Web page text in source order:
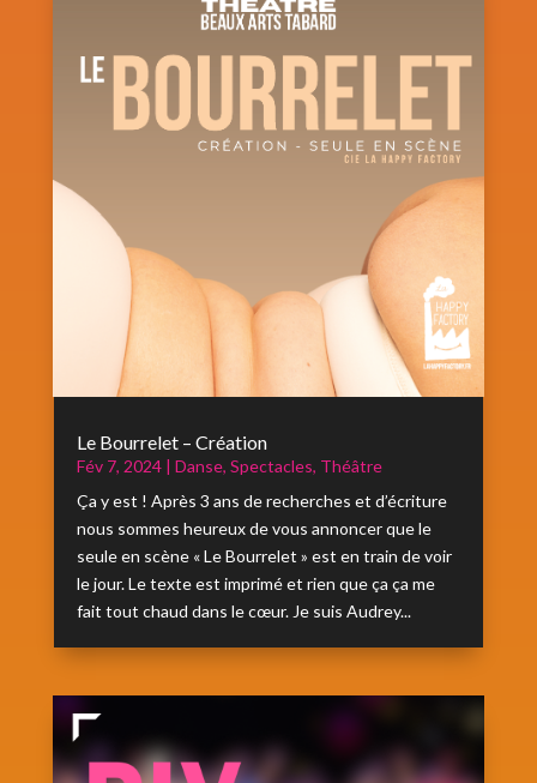
Le Bourrelet – Création
Fév 7, 2024| Danse, Spectacles, Théâtre
Ça y est ! Après 3 ans de recherches et d’écriture
nous sommes heureux de vous annoncer que le
seule en scène « Le Bourrelet » est en train de voir
le jour. Le texte est imprimé et rien que ça ça me
fait tout chaud dans le cœur. Je suis Audrey...